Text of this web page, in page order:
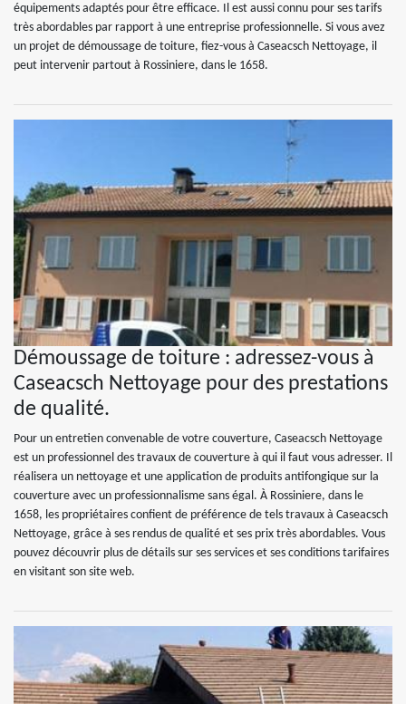
équipements adaptés pour être efficace. Il est aussi connu pour ses tarifs
très abordables par rapport à une entreprise professionnelle. Si vous avez
un projet de démoussage de toiture, fiez-vous à Caseacsch Nettoyage, il
peut intervenir partout à Rossiniere, dans le 1658.
Démoussage de toiture : adressez-vous à
Caseacsch Nettoyage pour des prestations
de qualité.
Pour un entretien convenable de votre couverture, Caseacsch Nettoyage
est un professionnel des travaux de couverture à qui il faut vous adresser. Il
réalisera un nettoyage et une application de produits antifongique sur la
couverture avec un professionnalisme sans égal. À Rossiniere, dans le
1658, les propriétaires confient de préférence de tels travaux à Caseacsch
Nettoyage, grâce à ses rendus de qualité et ses prix très abordables. Vous
pouvez découvrir plus de détails sur ses services et ses conditions tarifaires
en visitant son site web.